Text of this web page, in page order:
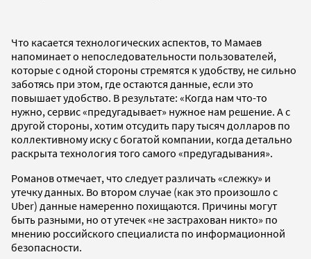
Что касается технологических аспектов, то Мамаев
напоминает о непоследовательности пользователей,
которые с одной стороны стремятся к удобству, не сильно
заботясь при этом, где остаются данные, если это
повышает удобство. В результате: «Когда нам что-то
нужно, сервис «предугадывает» нужное нам решение. А с
другой стороны, хотим отсудить пару тысяч долларов по
коллективному иску с богатой компании, когда детально
раскрыта технология того самого «предугадывания».
Романов отмечает, что следует различать «слежку» и
утечку данных. Во втором случае (как это произошло с
Uber) данные намеренно похищаются. Причины могут
быть разными, но от утечек «не застрахован никто» по
мнению российского специалиста по информационной
безопасности.